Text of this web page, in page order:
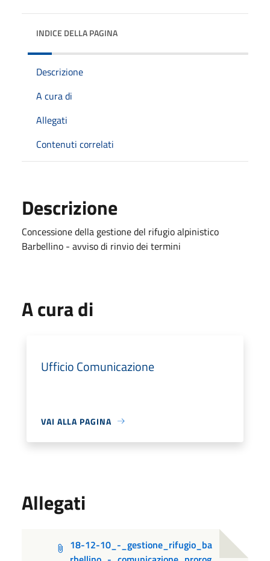
INDICE DELLA PAGINA
Descrizione
A cura di
Allegati
Contenuti correlati
Descrizione
Concessione della gestione del rifugio alpinistico
Barbellino - avviso di rinvio dei termini
A cura di
Ufficio Comunicazione
VAI ALLA PAGINA
Allegati
18-12-10_-_gestione_rifugio_ba